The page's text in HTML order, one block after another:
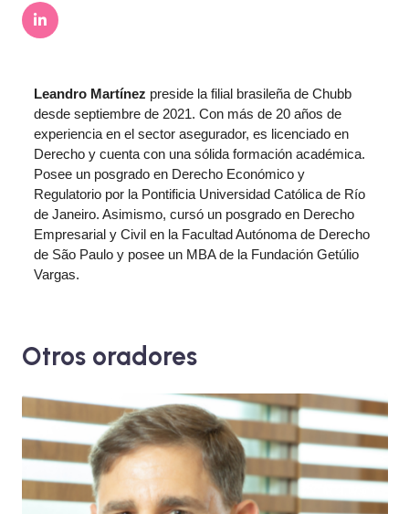
Leandro Martínez preside la filial brasileña de Chubb
desde septiembre de 2021. Con más de 20 años de
experiencia en el sector asegurador, es licenciado en
Derecho y cuenta con una sólida formación académica.
Posee un posgrado en Derecho Económico y
Regulatorio por la Pontificia Universidad Católica de Río
de Janeiro. Asimismo, cursó un posgrado en Derecho
Empresarial y Civil en la Facultad Autónoma de Derecho
de São Paulo y posee un MBA de la Fundación Getúlio
Vargas.
Otros oradores